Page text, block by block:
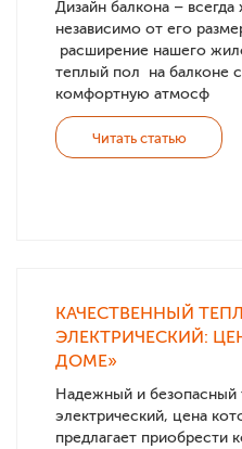
Дизайн балкона –
независимо от его
расширение нашего
теплый пол на балконе
комфортную атмосф
Читать статью
КАЧЕСТВЕННЫЙ
ЭЛЕКТРИЧЕСКИЙ:
ДОМЕ»
Надежный и безопасный
электрический, цена
предлагает